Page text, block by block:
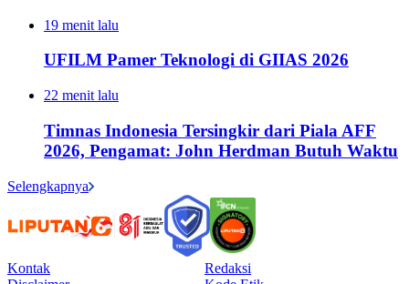
19 menit lalu
UFILM Pamer Teknologi di GIIAS 2026
22 menit lalu
Timnas Indonesia Tersingkir dari Piala AFF
2026, Pengamat: John Herdman Butuh Waktu
Selengkapnya
Kontak
Redaksi